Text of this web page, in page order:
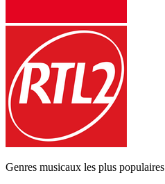
Genres musicaux les plus populaires